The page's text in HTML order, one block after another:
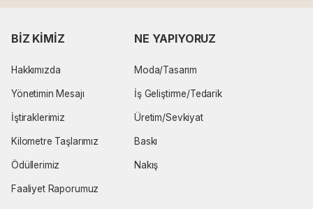
BIZ KIMIZ
Hakkımızda
Yönetimin Mesajı
İştiraklerimiz
Kilometre Taşlarımız
Ödüllerimiz
Faaliyet Raporumuz
NE YAPIYORUZ
Moda/Tasarım
İş Geliştirme/Tedarik
Üretim/Sevkiyat
Baskı
Nakış